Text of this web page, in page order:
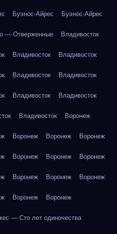
Буэнос-Айрес Буэнос-Айрес
— Отверженные Владивосток
Владивосток Владивосток
Владивосток Владивосток
Владивосток Владивосток
Владивосток Воронеж
Воронеж Воронеж Воронеж
Воронеж Воронеж Воронеж
Воронеж Воронеж Воронеж
Воронеж Воронеж
— Сто лет одиночества